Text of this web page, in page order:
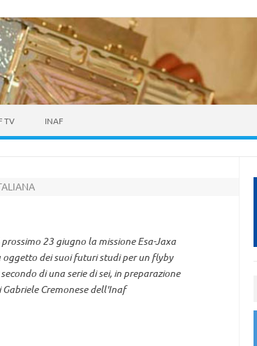
TV INAF
23 giugno la missione Esa-Jaxa
dei suoi futuri studi per un flyby
di una serie di sei, in preparazione
Cremonese dell'Inaf